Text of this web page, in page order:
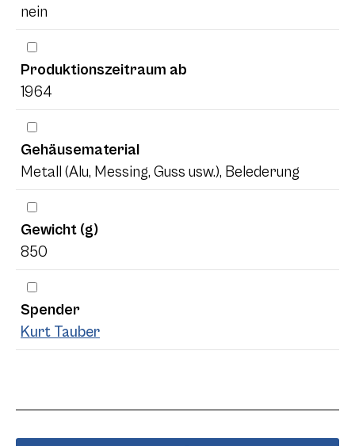
nein
Produktionszeitraum ab
1964
Gehäusematerial
Metall (Alu, Messing, Guss usw.), Belederung
Gewicht (g)
850
Spender
Kurt Tauber